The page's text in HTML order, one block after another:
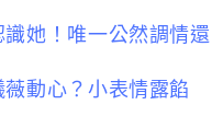
她！唯一公然調情還
薇動心？小表情露餡